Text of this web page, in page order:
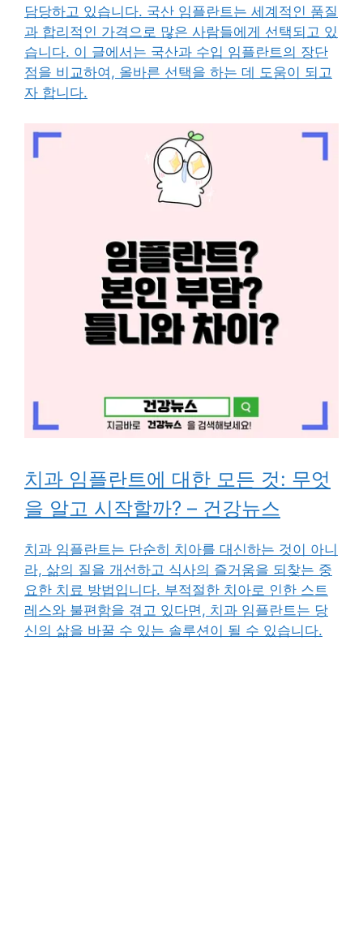
담당하고 있습니다. 국산 임플란트는 세계적인 품질
과 합리적인 가격으로 많은 사람들에게 선택되고 있
습니다. 이 글에서는 국산과 수입 임플란트의 장단
점을 비교하여, 올바른 선택을 하는 데 도움이 되고
자 합니다.
치과 임플란트에 대한 모든 것: 무엇
을 알고 시작할까? – 건강뉴스
치과 임플란트는 단순히 치아를 대신하는 것이 아니
라, 삶의 질을 개선하고 식사의 즐거움을 되찾는 중
요한 치료 방법입니다. 부적절한 치아로 인한 스트
레스와 불편함을 겪고 있다면, 치과 임플란트는 당
신의 삶을 바꿀 수 있는 솔루션이 될 수 있습니다.